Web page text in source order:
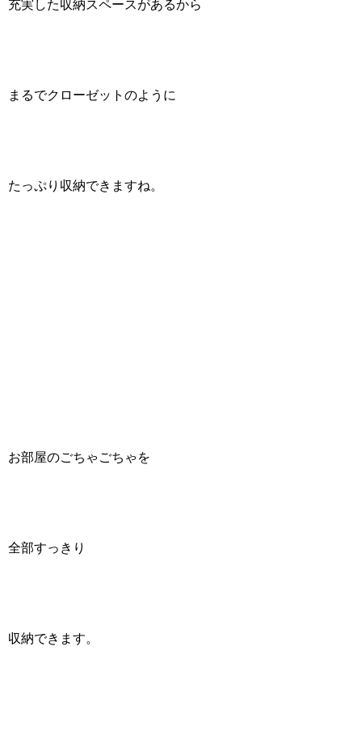
充実した収納スペースがあるから
まるでクローゼットのように
たっぷり収納できますね。
お部屋のごちゃごちゃを
全部すっきり
収納できます。